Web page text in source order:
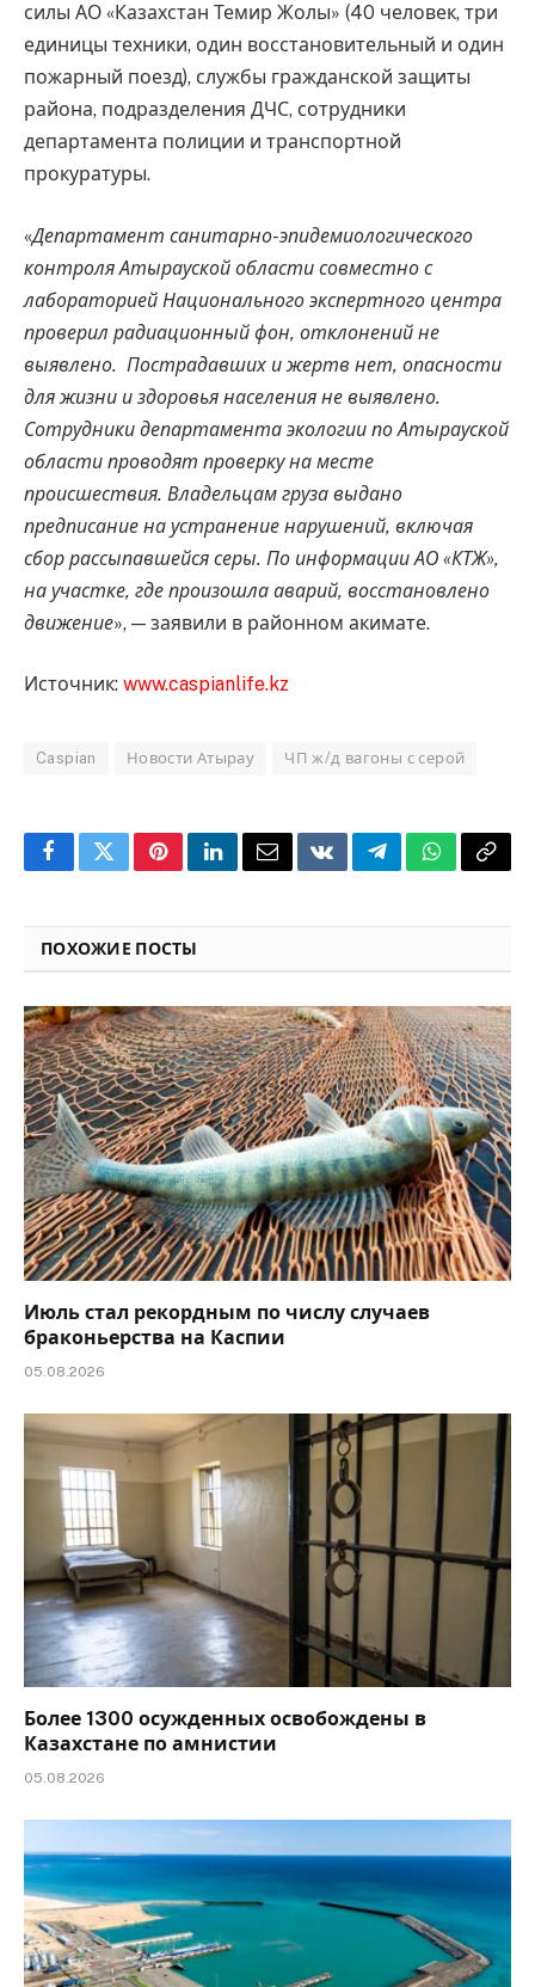
силы АО «Казахстан Темир Жолы» (40 человек, три
единицы техники, один восстановительный и один
пожарный поезд), службы гражданской защиты
района, подразделения ДЧС, сотрудники
департамента полиции и транспортной
прокуратуры.
«Департамент санитарно-эпидемиологического
контроля Атырауской области совместно с
лабораторией Национального экспертного центра
проверил радиационный фон, отклонений не
выявлено. Пострадавших и жертв нет, опасности
для жизни и здоровья населения не выявлено.
Сотрудники департамента экологии по Атырауской
области проводят проверку на месте
происшествия. Владельцам груза выдано
предписание на устранение нарушений, включая
сбор рассыпавшейся серы. По информации АО «КТЖ»,
на участке, где произошла аварий, восстановлено
движение», — заявили в районном акимате.
Источник: www.caspianlife.kz
Caspian Новости Атырау ЧП ж/д вагоны с серой
FacebookTwitterPinterestLinkedInEmailVKontakteTelegramWhatsApp
Copy
ПОХОЖИЕ ПОСТЫ
Июль стал рекордным по числу случаев
браконьерства на Каспии
05.08.2026
Более 1300 осужденных освобождены в
Казахстане по амнистии
05.08.2026